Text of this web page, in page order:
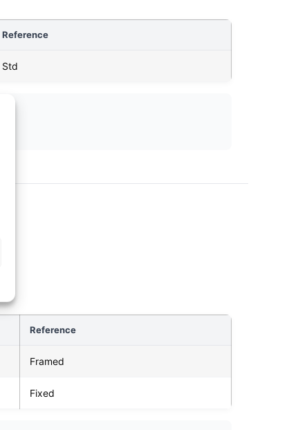
Reference
Std
Reference
Framed
Fixed